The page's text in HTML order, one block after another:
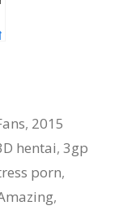
, 2015
hentai, 3gp
porn,
,